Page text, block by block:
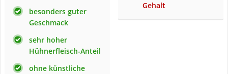
besonders guter
Geschmack
sehr hoher
Hühnerfleisch-Anteil
ohne künstliche
Gehalt